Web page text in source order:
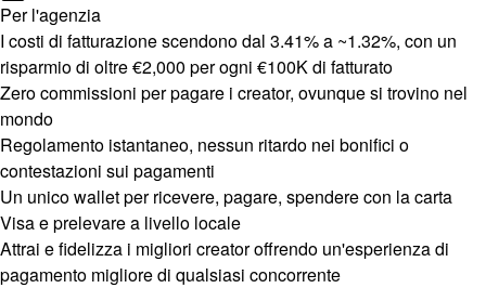
Per l'agenzia
I costi di fatturazione scendono dal 3.41% a ~1.32%, con un
risparmio di oltre €2,000 per ogni €100K di fatturato
Zero commissioni per pagare i creator, ovunque si trovino nel
mondo
Regolamento istantaneo, nessun ritardo nei bonifici o
contestazioni sui pagamenti
Un unico wallet per ricevere, pagare, spendere con la carta
Visa e prelevare a livello locale
Attrai e fidelizza i migliori creator offrendo un'esperienza di
pagamento migliore di qualsiasi concorrente